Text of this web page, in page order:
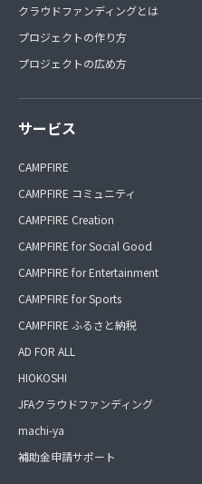
クラウドファンディングとは
プロジェクトの作り方
プロジェクトの広め方
サービス
CAMPFIRE
CAMPFIRE コミュニティ
CAMPFIRE Creation
CAMPFIRE for Social Good
CAMPFIRE for Entertainment
CAMPFIRE for Sports
CAMPFIRE ふるさと納税
AD FOR ALL
HIOKOSHI
JFAクラウドファンディング
machi-ya
補助金申請サポート